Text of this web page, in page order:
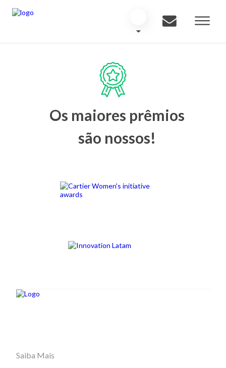
Os maiores prêmios
são nossos!
Saiba Mais